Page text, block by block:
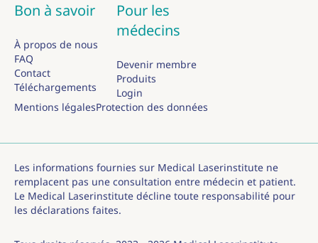
Bon à savoir
À propos de nous
FAQ
Contact
Téléchargements
Pour les
médecins
Devenir membre
Produits
Login
Mentions légalesProtection des données
Les informations fournies sur Medical Laserinstitute ne
remplacent pas une consultation entre médecin et patient.
Le Medical Laserinstitute décline toute responsabilité pour
les déclarations faites.